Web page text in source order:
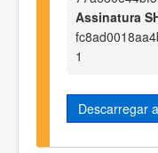
Assinatura
1
Descarregar